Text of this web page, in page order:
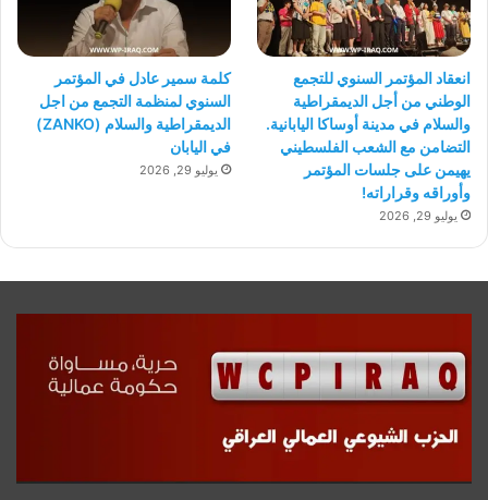
انعقاد المؤتمر السنوي للتجمع
الوطني من أجل الديمقراطية
والسلام في مدينة أوساكا اليابانية.
التضامن مع الشعب الفلسطيني
يهيمن على جلسات المؤتمر
وأوراقه وقراراته!
يوليو 29, 2026
كلمة سمير عادل في المؤتمر
السنوي لمنظمة التجمع من اجل
الديمقراطية والسلام (ZANKO)
في اليابان
يوليو 29, 2026